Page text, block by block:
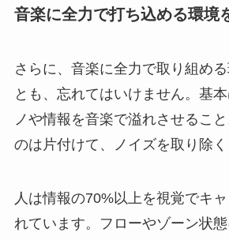
音楽に全力で打ち込める環境
さらに、音楽に全力で取り組め
とも、忘れてはいけません。基
ノや情報を音楽で溢れさせるこ
のは片付けて、ノイズを取り除く
人は情報の70%以上を視覚でキ
れています。フローやゾーン状